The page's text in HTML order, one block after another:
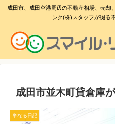
成田市、成田空港周辺の不動産相場、売却
ンク(株)スタッフが綴る
成田市並木町貸倉庫が
単なる日記